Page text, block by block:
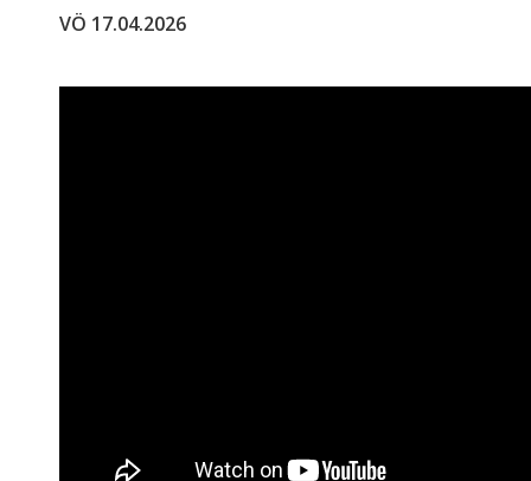
VÖ 17.04.2026